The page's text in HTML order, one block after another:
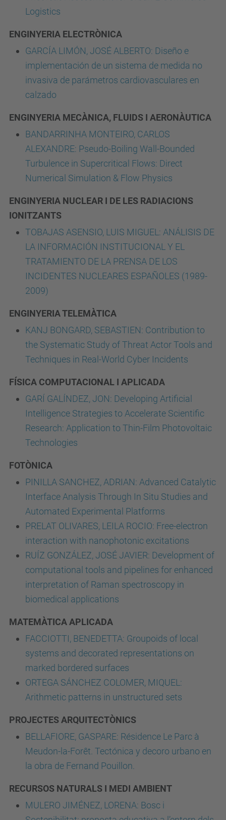
Logistics
ENGINYERIA ELECTRÒNICA
GARCÍA LIMÓN, JOSÉ ALBERTO: Diseño e
implementación de un sistema de medida no
invasiva de parámetros cardiovasculares en
calzado
ENGINYERIA MECÀNICA, FLUIDS I AERONÀUTICA
BANDARRINHA MONTEIRO, CARLOS
ALEXANDRE: Pseudo-Boiling Wall-Bounded
Turbulence in Supercritical Flows: Direct
Numerical Simulation & Flow Physics
ENGINYERIA NUCLEAR I DE LES RADIACIONS
IONITZANTS
TOBAJAS ASENSIO, LUIS MIGUEL: ANÁLISIS DE
LA INFORMACIÓN INSTITUCIONAL Y EL
TRATAMIENTO DE LA PRENSA DE LOS
INCIDENTES NUCLEARES ESPAÑOLES (1989-
2009)
ENGINYERIA TELEMÀTICA
KANJ BONGARD, SEBASTIEN: Contribution to
the Systematic Study of Threat Actor Tools and
Techniques in Real-World Cyber Incidents
FÍSICA COMPUTACIONAL I APLICADA
GARÍ GALÍNDEZ, JON: Developing Artificial
Intelligence Strategies to Accelerate Scientific
Research: Application to Thin-Film Photovoltaic
Technologies
FOTÒNICA
PINILLA SANCHEZ, ADRIAN: Advanced Catalytic
Interface Analysis Through In Situ Studies and
Automated Experimental Platforms
PRELAT OLIVARES, LEILA ROCIO: Free-electron
interaction with nanophotonic excitations
RUÍZ GONZÁLEZ, JOSÉ JAVIER: Development of
computational tools and pipelines for enhanced
interpretation of Raman spectroscopy in
biomedical applications
MATEMÀTICA APLICADA
FACCIOTTI, BENEDETTA: Groupoids of local
systems and decorated representations on
marked bordered surfaces
ORTEGA SÁNCHEZ COLOMER, MIQUEL:
Arithmetic patterns in unstructured sets
PROJECTES ARQUITECTÒNICS
BELLAFIORE, GASPARE: Résidence Le Parc à
Meudon-la-Forêt. Tectónica y decoro urbano en
la obra de Fernand Pouillon.
RECURSOS NATURALS I MEDI AMBIENT
MULERO JIMÉNEZ, LORENA: Bosc i